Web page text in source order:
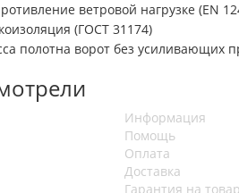
ветровой нагрузке (EN
(ГОСТ 31174)
полотна ворот без усиливающих
Информация
Помощь
Оплата
Доставка
Гарантия на товар